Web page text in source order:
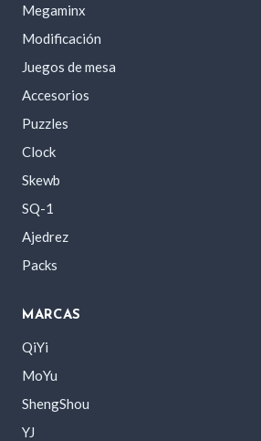
Megaminx
Modificación
Juegos de mesa
Accesorios
Puzzles
Clock
Skewb
SQ-1
Ajedrez
Packs
MARCAS
QiYi
MoYu
ShengShou
YJ